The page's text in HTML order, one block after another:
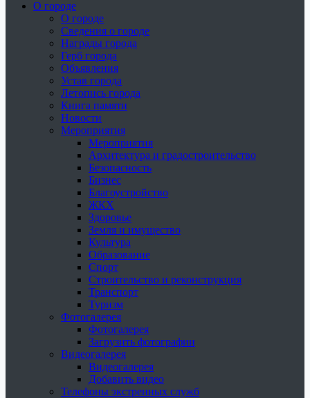
О городе
О городе
Сведения о городе
Награды города
Герб города
Объявления
Устав города
Летопись города
Книга памяти
Новости
Мероприятия
Мероприятия
Архитектура и градостроительство
Безопасность
Бизнес
Благоустройство
ЖКХ
Здоровье
Земля и имущество
Культура
Образование
Спорт
Строительство и реконструкция
Транспорт
Туризм
Фотогалерея
Фотогалерея
Загрузить фотографии
Видеогалерея
Видеогалерея
Добавить видео
Телефоны экстренных служб